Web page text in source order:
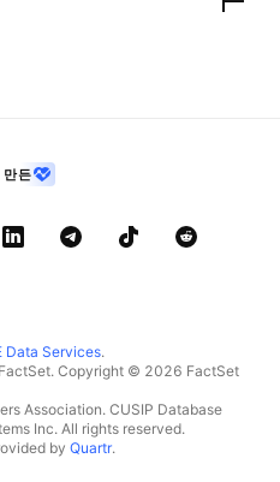
만든
Data Services.
Copyright © 2026 FactSet
Association. CUSIP Database
Inc. All rights reserved.
by Quartr.